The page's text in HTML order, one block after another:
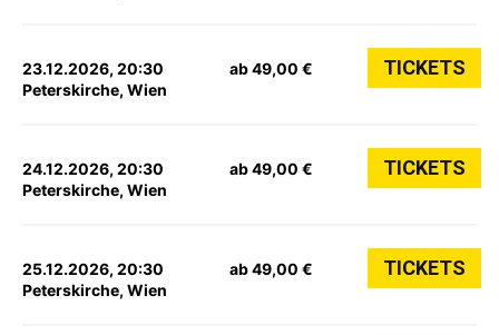
23.12.2026, 20:30
Peterskirche, Wien
ab 49,00 € TICKETS
24.12.2026, 20:30
Peterskirche, Wien
ab 49,00 € TICKETS
25.12.2026, 20:30
Peterskirche, Wien
ab 49,00 € TICKETS